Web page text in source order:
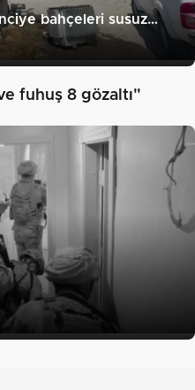
bahçeleri susuz…
fuhuş 8 gözaltı"